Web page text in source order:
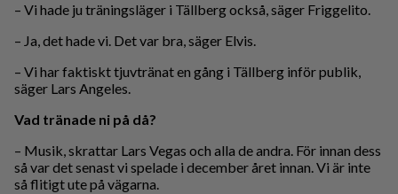
– Vi hade ju träningsläger i Tällberg också, säger Friggelito.
– Ja, det hade vi. Det var bra, säger Elvis.
– Vi har faktiskt tjuvtränat en gång i Tällberg inför publik,
säger Lars Angeles.
Vad tränade ni på då?
– Musik, skrattar Lars Vegas och alla de andra. För innan dess
så var det senast vi spelade i december året innan. Vi är inte
så flitigt ute på vägarna.